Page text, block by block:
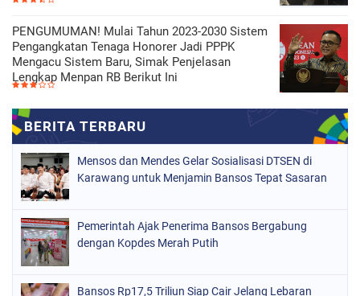
PENGUMUMAN! Mulai Tahun 2023-2030 Sistem
Pengangkatan Tenaga Honorer Jadi PPPK
Mengacu Sistem Baru, Simak Penjelasan
Lengkap Menpan RB Berikut Ini
Mensos dan Mendes Gelar Sosialisasi DTSEN di
Karawang untuk Menjamin Bansos Tepat Sasaran
Pemerintah Ajak Penerima Bansos Bergabung
dengan Kopdes Merah Putih
Bansos Rp17,5 Triliun Siap Cair Jelang Lebaran